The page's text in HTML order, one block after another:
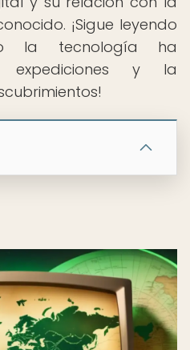
¡Sigue leyendo
la tecnología ha
expediciones y la